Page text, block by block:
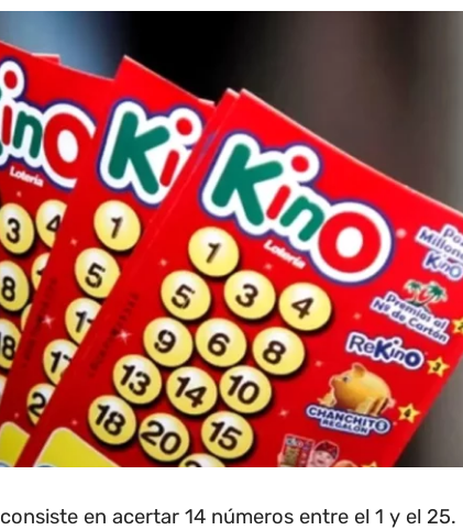
consiste en acertar 14 números entre el 1 y el 25.